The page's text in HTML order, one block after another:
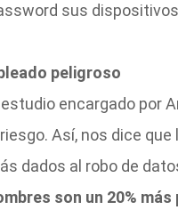
sus dispositivos
peligroso
encargado por
Así, nos dice que
dados al robo de
son un 20%